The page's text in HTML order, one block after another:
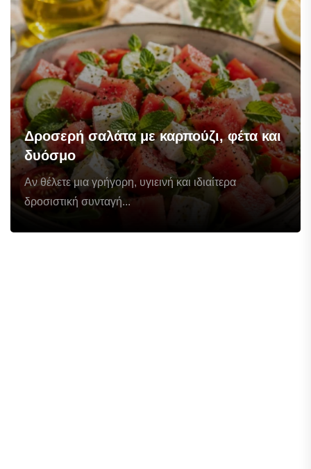
Δροσερή σαλάτα με καρπούζι, φέτα και
δυόσμο
Αν θέλετε μια γρήγορη, υγιεινή και ιδιαίτερα
δροσιστική συνταγή...